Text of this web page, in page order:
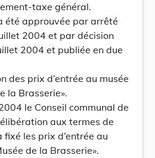
taxe général.
été approuvée par arrêté
2004 et par décision
2004 et publiée en due
des prix d’entrée au musée
la Brasserie».
le Conseil communal de
aux termes de
les prix d’entrée au
de la Brasserie».